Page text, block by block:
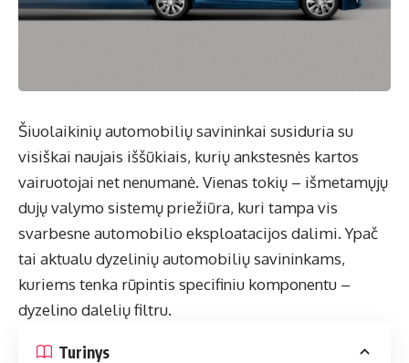
Šiuolaikinių automobilių savininkai susiduria su
visiškai naujais iššūkiais, kurių ankstesnės kartos
vairuotojai net nenumanė. Vienas tokių – išmetamųjų
dujų valymo sistemų priežiūra, kuri tampa vis
svarbesne automobilio eksploatacijos dalimi. Ypač
tai aktualu dyzelinių automobilių savininkams,
kuriems tenka rūpintis specifiniu komponentu –
dyzelino dalelių filtru.
Turinys